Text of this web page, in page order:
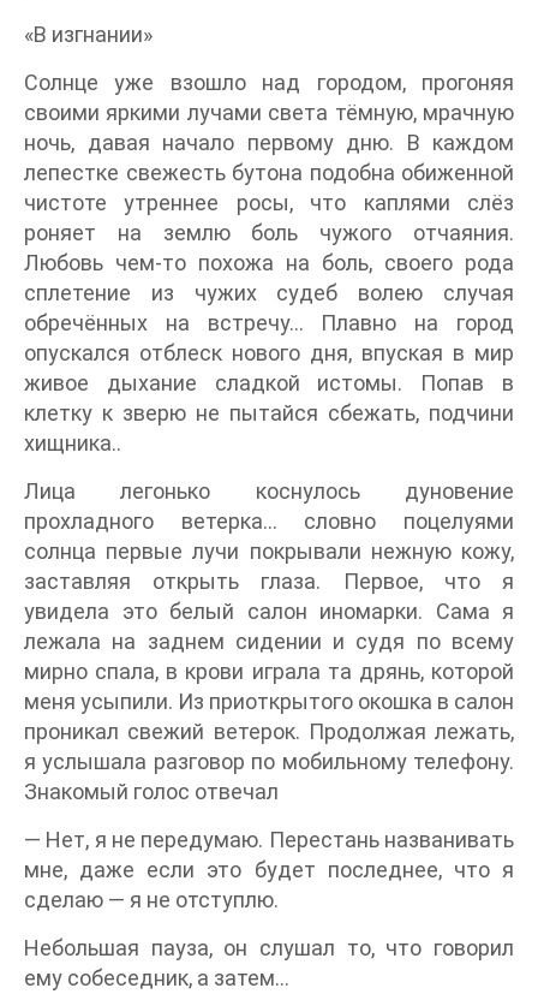
«В изгнании»
Солнце уже взошло над городом, прогоняя
своими яркими лучами света тёмную, мрачную
ночь, давая начало первому дню. В каждом
лепестке свежесть бутона подобна обиженной
чистоте утреннее росы, что каплями слёз
роняет на землю боль чужого отчаяния.
Любовь чем-то похожа на боль, своего рода
сплетение из чужих судеб волею случая
обречённых на встречу… Плавно на город
опускался отблеск нового дня, впуская в мир
живое дыхание сладкой истомы. Попав в
клетку к зверю не пытайся сбежать, подчини
хищника..
Лица легонько коснулось дуновение
прохладного ветерка… словно поцелуями
солнца первые лучи покрывали нежную кожу,
заставляя открыть глаза. Первое, что я
увидела это белый салон иномарки. Сама я
лежала на заднем сидении и судя по всему
мирно спала, в крови играла та дрянь, которой
меня усыпили. Из приоткрытого окошка в салон
проникал свежий ветерок. Продолжая лежать,
я услышала разговор по мобильному телефону.
Знакомый голос отвечал
— Нет, я не передумаю. Перестань названивать
мне, даже если это будет последнее, что я
сделаю — я не отступлю.
Небольшая пауза, он слушал то, что говорил
ему собеседник, а затем…